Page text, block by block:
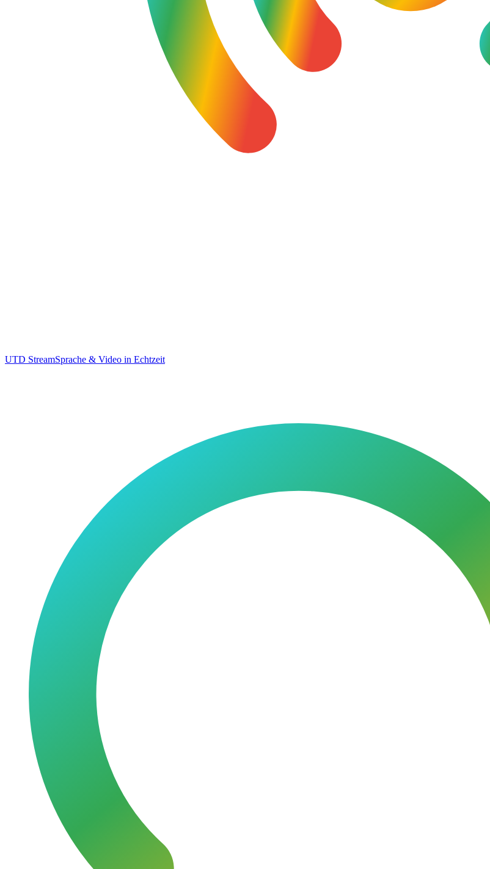
UTD StreamSprache & Video in Echtzeit